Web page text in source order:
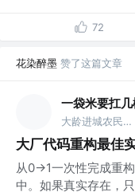
72
花染醉墨 赞了这篇文章
一袋米要扛
大龄进城农民工 @字节跳动
大厂代码重构最佳
从0->1一次性完成重
中。如果真实存在，